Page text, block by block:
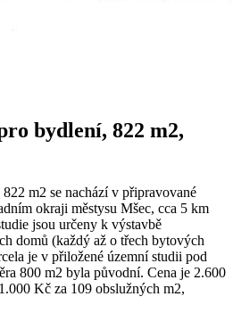
bydlení, 822 m2,
m2 se nachází v připravované
okraji městysu Mšec, cca 5 km
jsou určeny k výstavbě
domů (každý až o třech bytových
je v přiložené územní studii pod
800 m2 byla původní. Cena je 2.600
Kč za 109 obslužných m2,